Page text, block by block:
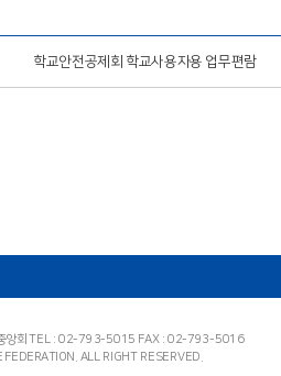
학교안전공제회 학교사용자용 업무편람
앙회TEL : 02-793-5015 FAX : 02-793-5016
ALL RIGHT RESERVED.